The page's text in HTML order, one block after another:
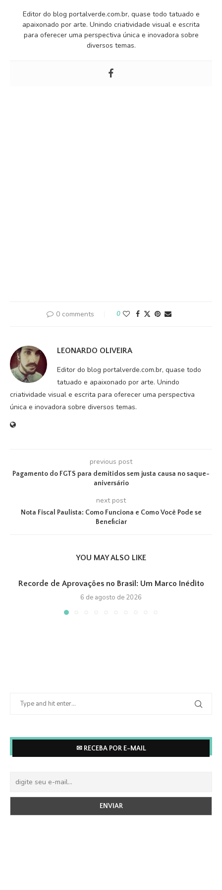
Editor do blog portalverde.com.br, quase todo tatuado e
apaixonado por arte. Unindo criatividade visual e escrita
para oferecer uma perspectiva única e inovadora sobre
diversos temas.
0 comments 0
LEONARDO OLIVEIRA
Editor do blog portalverde.com.br, quase todo
tatuado e apaixonado por arte. Unindo
criatividade visual e escrita para oferecer uma perspectiva
única e inovadora sobre diversos temas.
previous post
Pagamento do FGTS para demitidos sem justa causa no saque-
aniversário
next post
Nota Fiscal Paulista: Como Funciona e Como Você Pode se
Beneficiar
YOU MAY ALSO LIKE
Recorde de Aprovações no Brasil: Um Marco Inédito
6 de agosto de 2026
✉ RECEBA POR E-MAIL